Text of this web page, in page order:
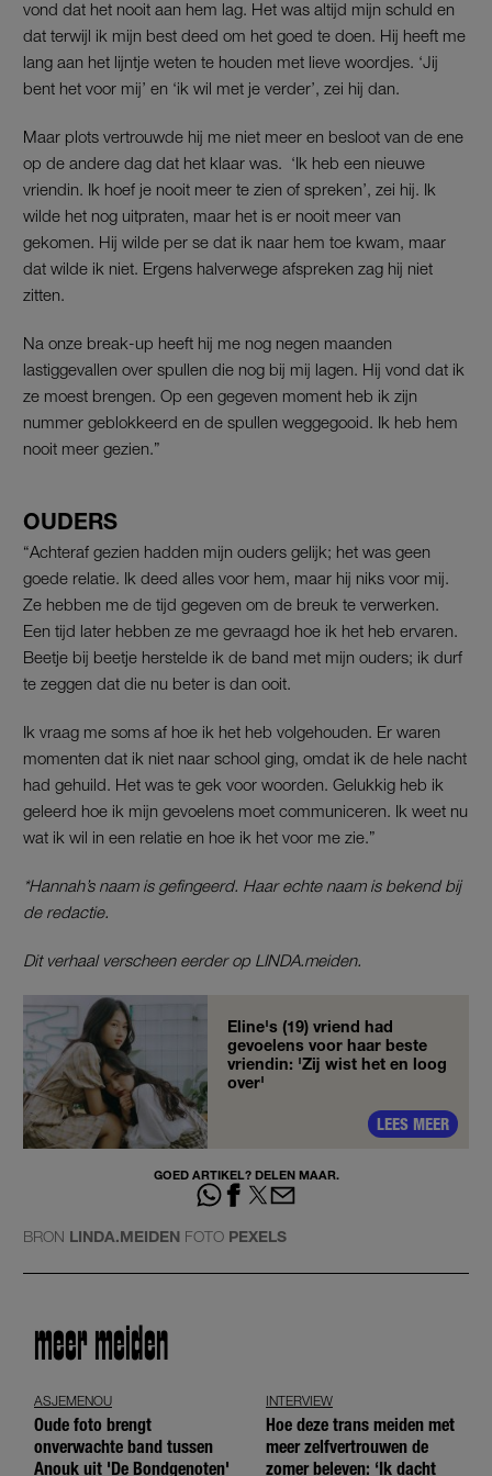
vond dat het nooit aan hem lag. Het was altijd mijn schuld en
dat terwijl ik mijn best deed om het goed te doen. Hij heeft me
lang aan het lijntje weten te houden met lieve woordjes. ‘Jij
bent het voor mij’ en ‘ik wil met je verder’, zei hij dan.
Maar plots vertrouwde hij me niet meer en besloot van de ene
op de andere dag dat het klaar was. ‘Ik heb een nieuwe
vriendin. Ik hoef je nooit meer te zien of spreken’, zei hij. Ik
wilde het nog uitpraten, maar het is er nooit meer van
gekomen. Hij wilde per se dat ik naar hem toe kwam, maar
dat wilde ik niet. Ergens halverwege afspreken zag hij niet
zitten.
Na onze break-up heeft hij me nog negen maanden
lastiggevallen over spullen die nog bij mij lagen. Hij vond dat ik
ze moest brengen. Op een gegeven moment heb ik zijn
nummer geblokkeerd en de spullen weggegooid. Ik heb hem
nooit meer gezien.”
OUDERS
“Achteraf gezien hadden mijn ouders gelijk; het was geen
goede relatie. Ik deed alles voor hem, maar hij niks voor mij.
Ze hebben me de tijd gegeven om de breuk te verwerken.
Een tijd later hebben ze me gevraagd hoe ik het heb ervaren.
Beetje bij beetje herstelde ik de band met mijn ouders; ik durf
te zeggen dat die nu beter is dan ooit.
Ik vraag me soms af hoe ik het heb volgehouden. Er waren
momenten dat ik niet naar school ging, omdat ik de hele nacht
had gehuild. Het was te gek voor woorden. Gelukkig heb ik
geleerd hoe ik mijn gevoelens moet communiceren. Ik weet nu
wat ik wil in een relatie en hoe ik het voor me zie.”
*Hannah’s naam is gefingeerd. Haar echte naam is bekend bij
de redactie.
Dit verhaal verscheen eerder op LINDA.meiden.
Eline's (19) vriend had
gevoelens voor haar beste
vriendin: 'Zij wist het en loog
over'
LEES MEER
GOED ARTIKEL? DELEN MAAR.
BRON LINDA.MEIDEN FOTO PEXELS
meer meiden
ASJEMENOU
Oude foto brengt
onverwachte band tussen
Anouk uit 'De Bondgenoten'
INTERVIEW
Hoe deze trans meiden met
meer zelfvertrouwen de
zomer beleven: ‘Ik dacht